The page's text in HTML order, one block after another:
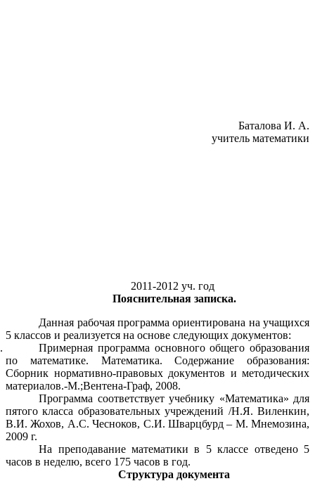
Баталова И. А.
учитель математики
2011-2012 уч. год
Пояснительная записка.
Данная рабочая программа ориентирована на учащихся
5 классов и реализуется на основе следующих документов:
Примерная программа основного общего образования
по математике. Математика. Содержание образования:
Сборник нормативно-правовых документов и методических
материалов.-М.;Вентена-Граф, 2008.
Программа соответствует учебнику «Математика» для
пятого класса образовательных учреждений /Н.Я. Виленкин,
В.И. Жохов, А.С. Чесноков, С.И. Шварцбурд – М. Мнемозина,
2009 г.
На преподавание математики в 5 классе отведено 5
часов в неделю, всего 175 часов в год.
Структура документа